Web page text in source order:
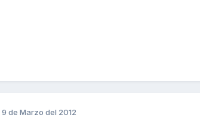
9 de Marzo del 2012